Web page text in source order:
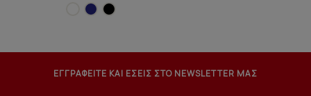
ΕΓΓΡΑΦΕΙΤΕ ΚΑΙ ΕΣΕΙΣ ΣΤΟ NEWSLETTER ΜΑΣ